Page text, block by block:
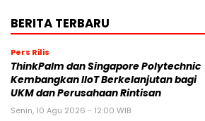
BERITA TERBARU
Pers Rilis
ThinkPalm dan Singapore Polytechnic
Kembangkan IIoT Berkelanjutan bagi
UKM dan Perusahaan Rintisan
Senin, 10 Agu 2026 - 12:00 WIB